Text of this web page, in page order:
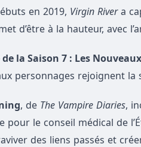
en 2019, Virgin Rivera
d’être à la hauteur, avec
la Saison 7 : Les
personnages rejoignent la
, de The Vampire Diaries,
pour le conseil médical de
des liens passés et